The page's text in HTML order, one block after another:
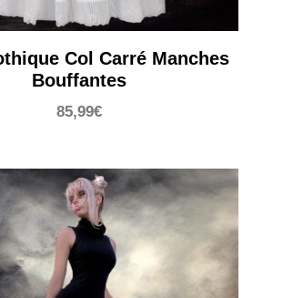
Col Carré Manches
Bouffantes
85,99€